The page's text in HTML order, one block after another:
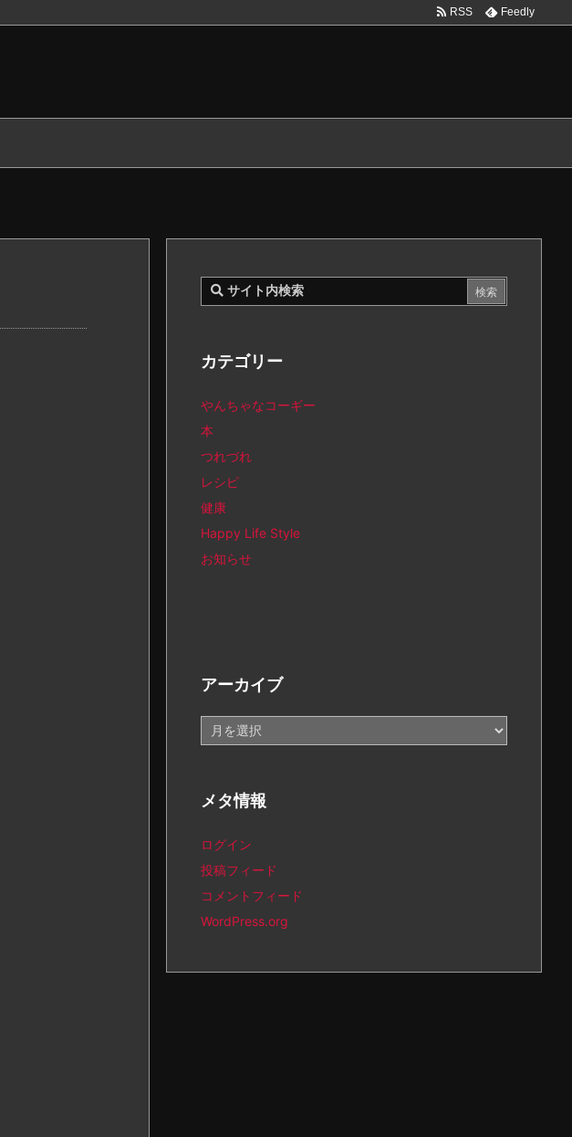
RSS Feedly
カテゴリー
やんちゃなコーギー
本
つれづれ
レシピ
健康
Happy Life Style
お知らせ
アーカイブ
ー
ブ
メタ情報
ログイン
投稿フィード
コメントフィード
WordPress.org